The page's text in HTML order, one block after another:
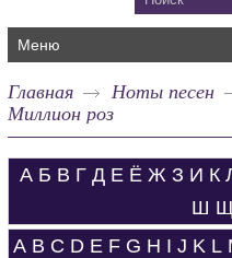
Меню
Главная Ноты песен
Миллион роз
А Б В Г Д Е Ё Ж З И К
Ш Щ
A B C D E F G H I J K L